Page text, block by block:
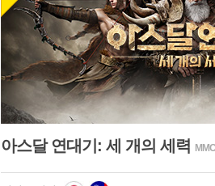
hot
아스달 연대기: 세 개의 세력